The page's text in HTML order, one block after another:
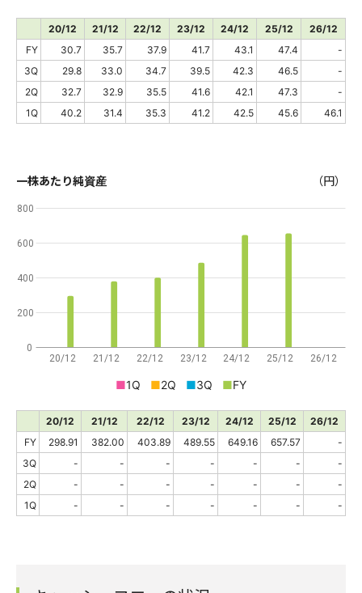
20/12 21/12 22/12 23/12 24/12 25/12
26/12
FY
30.7 35.7 37.9 41.7 43.1 47.4
-
3Q
29.8 33.0 34.7 39.5 42.3 46.5
-
2Q
32.7 32.9 35.5 41.6 42.1 47.3
-
1Q
40.2 31.4 35.3 41.2 42.5 45.6 46.1
一株あたり純資産 （円）
20/12 21/12 22/12 23/12 24/12 25/12 26/12
0
200
400
600
800
■1Q ■2Q ■3Q ■FY
20/12 21/12 22/12 23/12 24/12 25/12
26/12
FY
298.91 382.00 403.89 489.55 649.16 657.57
-
3Q
- - - - - -
-
2Q
- - - - - -
-
1Q
- - - - - - -